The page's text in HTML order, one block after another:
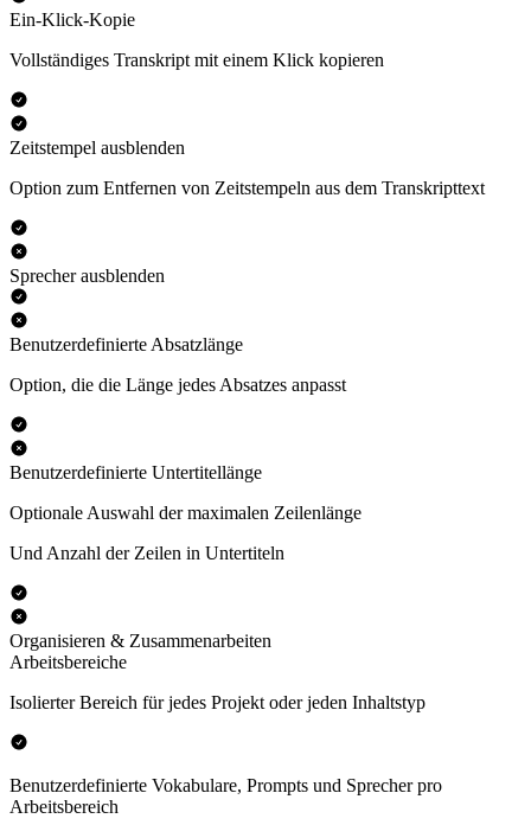
Ein-Klick-Kopie
Vollständiges Transkript mit einem Klick kopieren
Zeitstempel ausblenden
Option zum Entfernen von Zeitstempeln aus dem Transkripttext
Sprecher ausblenden
Benutzerdefinierte Absatzlänge
Option, die die Länge jedes Absatzes anpasst
Benutzerdefinierte Untertitellänge
Optionale Auswahl der maximalen Zeilenlänge
Und Anzahl der Zeilen in Untertiteln
Organisieren & Zusammenarbeiten
Arbeitsbereiche
Isolierter Bereich für jedes Projekt oder jeden Inhaltstyp
Benutzerdefinierte Vokabulare, Prompts und Sprecher pro
Arbeitsbereich